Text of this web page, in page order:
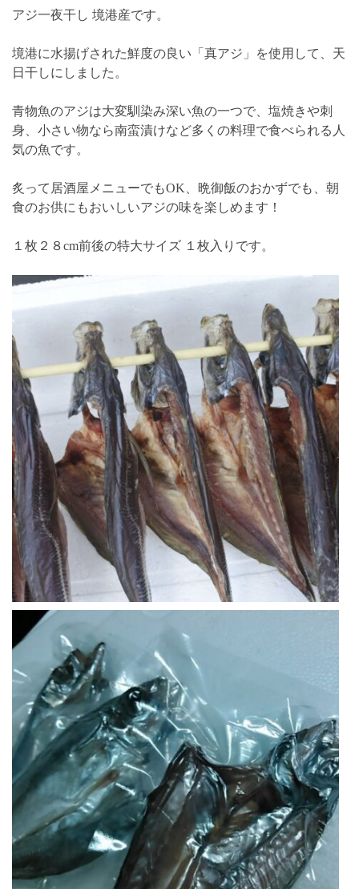
㎝
後
１
入
個
アジ一夜干し 境港産です。
境港に水揚げされた鮮度の良い「真アジ」を使用して、天
日干しにしました。
青物魚のアジは大変馴染み深い魚の一つで、塩焼きや刺
身、小さい物なら南蛮漬けなど多くの料理で食べられる人
気の魚です。
炙って居酒屋メニューでもOK、晩御飯のおかずでも、朝
食のお供にもおいしいアジの味を楽しめます！
１枚２８cm前後の特大サイズ １枚入りです。